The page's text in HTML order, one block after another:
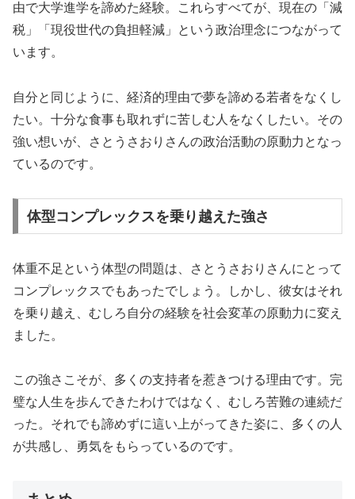
由で大学進学を諦めた経験。これらすべてが、現在の「減
税」「現役世代の負担軽減」という政治理念につながって
います。
自分と同じように、経済的理由で夢を諦める若者をなくし
たい。十分な食事も取れずに苦しむ人をなくしたい。その
強い想いが、さとうさおりさんの政治活動の原動力となっ
ているのです。
体型コンプレックスを乗り越えた強さ
体重不足という体型の問題は、さとうさおりさんにとって
コンプレックスでもあったでしょう。しかし、彼女はそれ
を乗り越え、むしろ自分の経験を社会変革の原動力に変え
ました。
この強さこそが、多くの支持者を惹きつける理由です。完
璧な人生を歩んできたわけではなく、むしろ苦難の連続だ
った。それでも諦めずに這い上がってきた姿に、多くの人
が共感し、勇気をもらっているのです。